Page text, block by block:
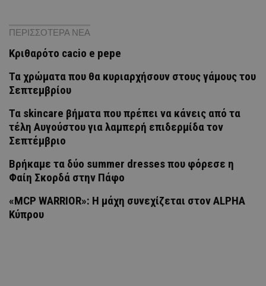
ΠΕΡΙΣΣΟΤΕΡΑ ΝΕΑ
Κριθαρότο cacio e pepe
Τα χρώματα που θα κυριαρχήσουν στους γάμους του
Σεπτεμβρίου
Τα skincare βήματα που πρέπει να κάνεις από τα
τέλη Αυγούστου για λαμπερή επιδερμίδα τον
Σεπτέμβριο
Βρήκαμε τα δύο summer dresses που φόρεσε η
Φαίη Σκορδά στην Πάφο
«MCP WARRIOR»: Η μάχη συνεχίζεται στον ALPHA
Κύπρου